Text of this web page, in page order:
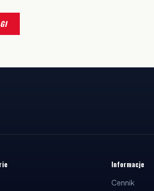
Informacje
Cennik